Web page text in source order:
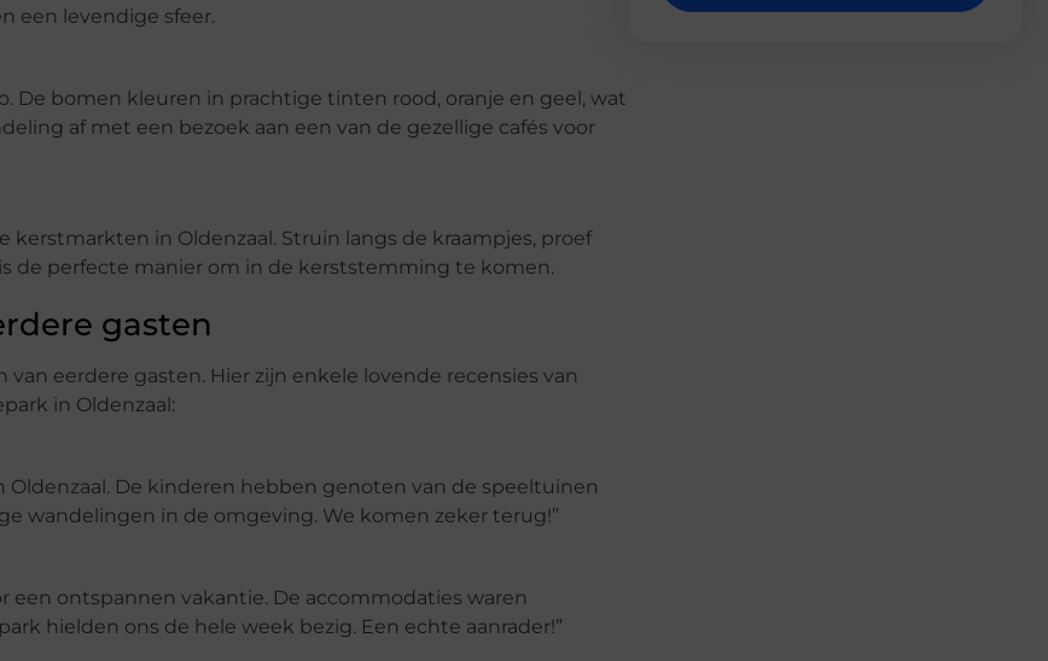
een levendige sfeer.
De bomen kleuren in prachtige tinten rood, oranje en geel, wat
af met een bezoek aan een van de gezellige cafés voor
in Oldenzaal. Struin langs de kraampjes, proef
de perfecte manier om in de kerststemming te komen.
gasten
eerdere gasten. Hier zijn enkele lovende recensies van
in Oldenzaal:
De kinderen hebben genoten van de speeltuinen
wandelingen in de omgeving. We komen zeker terug!”
een ontspannen vakantie. De accommodaties waren
hielden ons de hele week bezig. Een echte aanrader!”